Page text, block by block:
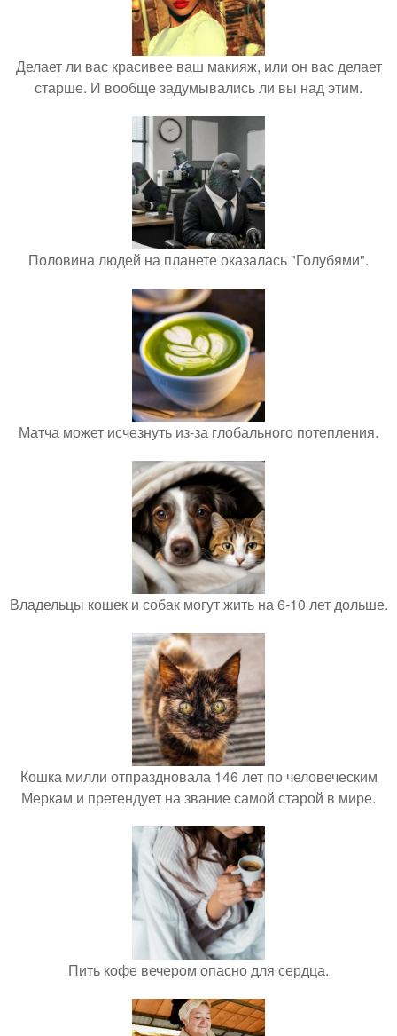
Делает ли вас красивее ваш макияж, или он вас делает
старше. И вообще задумывались ли вы над этим.
Половина людей на планете оказалась "Голубями".
Матча может исчезнуть из-за глобального потепления.
Владельцы кошек и собак могут жить на 6-10 лет дольше.
Кошка милли отпраздновала 146 лет по человеческим
Меркам и претендует на звание самой старой в мире.
Пить кофе вечером опасно для сердца.